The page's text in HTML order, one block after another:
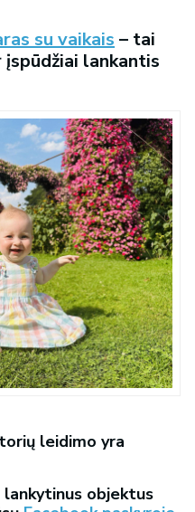
su vaikais – tai
lankantis
leidimo yra
lankytinus objektus